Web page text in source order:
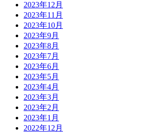
2023年12月
2023年11月
2023年10月
2023年9月
2023年8月
2023年7月
2023年6月
2023年5月
2023年4月
2023年3月
2023年2月
2023年1月
2022年12月